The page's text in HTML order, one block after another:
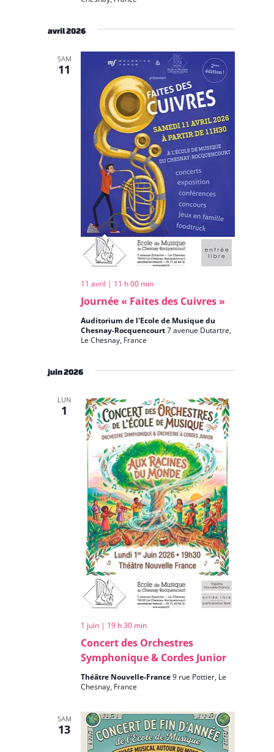
avril 2026
SAM
11
Journée « Faites des Cuivres »
11 avril | 11 h 00 min
Auditorium de l'Ecole de Musique du
Chesnay-Rocquencourt7 avenue Dutartre,
Le Chesnay, France
juin 2026
LUN
1
Concert des Orchestres
Symphonique & Cordes Junior
1 juin | 19 h 30 min
Théâtre Nouvelle-France9 rue Pottier, Le
Chesnay, France
SAM
13